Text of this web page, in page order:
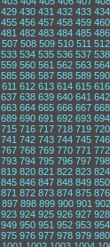
429 430 431 432 433 434
455 456 457 458 459 460
481 482 483 484 485 486
507 508 509 510 511 512
533 534 535 536 537 538
559 560 561 562 563 564
585 586 587 588 589 590
611 612 613 614 615 616
637 638 639 640 641 642
663 664 665 666 667 668
689 690 691 692 693 694
715 716 717 718 719 720
741 742 743 744 745 746
767 768 769 770 771 772
793 794 795 796 797 798
819 820 821 822 823 824
845 846 847 848 849 850
871 872 873 874 875 876
897 898 899 900 901 902
923 924 925 926 927 928
949 950 951 952 953 954
975 976 977 978 979 980